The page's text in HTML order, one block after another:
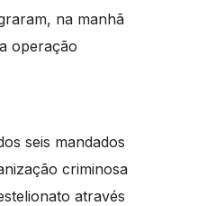
na manhã
operação
seis mandados
criminosa
através